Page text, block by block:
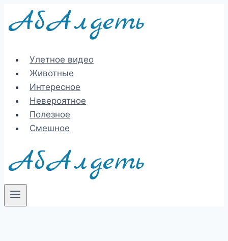
Перейти
Улетное видео
Животные
Интересное
Невероятное
Полезное
Смешное